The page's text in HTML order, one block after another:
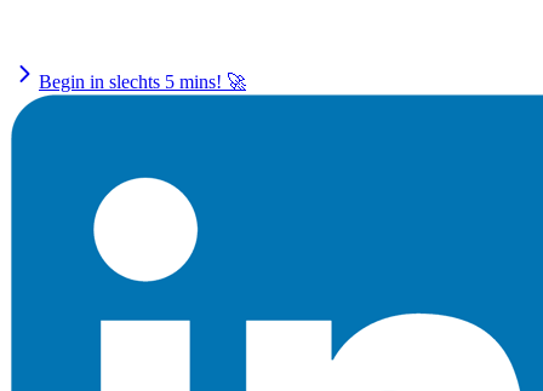
Begin in slechts 5 mins! 🚀